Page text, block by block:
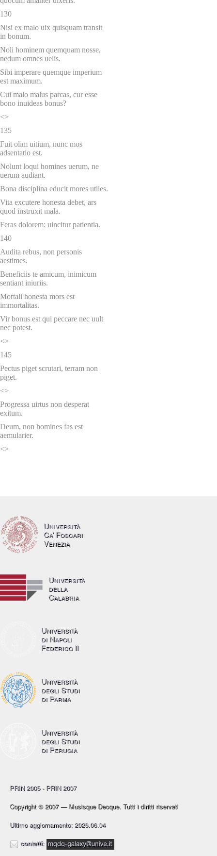
130
Nisi ex malo uix quisquam transit
in bonum.
Noli hominem quemquam nosse,
nedum omnes uelis.
Sibi imperare quemque imperium
est maximum.
Cui malo malus parcas, cur esse
bono inuideas bonus?
<>
135
Fuit olim uitium, nunc mos
adsentatio est.
Nolunt loqui homines uerum, ne
uerum audiant.
Bona disciplina educit mores utiles.
Vita excutere honesta debet, ars
quod instruxit mala.
Feras dolorem: uincitur patientia.
140
Audita rebus, non personis
aestimes.
Beneficiis te amicum, inimicum
sentiant iniuriis.
Mortali honesta mors est
immortalitas.
Vir bonus est qui peccare nec uult
nec potest.
<>
145
Pectus piget scrutari, terram non
piget.
<>
Progressa uirtus non desperat
exitum.
Deum, non homines fas est
aemularier.
<>
Università
Ca’ Foscari
Venezia
Università
della
Calabria
Università
di Napoli
Federico II
Università
degli Studi
di Parma
Università
degli Studi
di Perugia
PRIN 2005 - PRIN 2007
Copyright © 2007 — Musisque Deoque. Tutti i diritti riservati
Ultimo aggiornamento: 2026.06.04
contatti: